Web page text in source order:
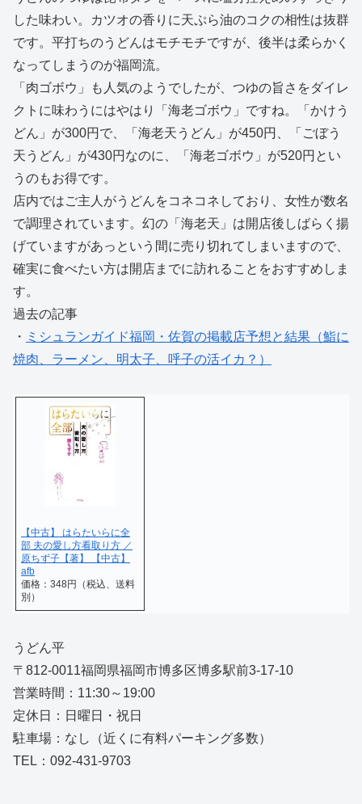
した味わい。カツオの香りに天ぷら油のコクの相性は抜群
です。平打ちのうどんはモチモチですが、後半は柔らかく
なってしまうのが福岡流。
「肉ゴボウ」も人気のようでしたが、つゆの旨さをダイレ
クトに味わうにはやはり「海老ゴボウ」ですね。「かけう
どん」が300円で、「海老天うどん」が450円、「ごぼう
天うどん」が430円なのに、「海老ゴボウ」が520円とい
うのもお得です。
店内ではご主人がうどんをコネコネしており、女性が数名
で調理されています。幻の「海老天」は開店後しばらく揚
げていますがあっという間に売り切れてしまいますので、
確実に食べたい方は開店までに訪れることをおすすめしま
す。
過去の記事
・ ミシュランガイド福岡・佐賀の掲載店予想と結果（鮨に
焼肉、ラーメン、明太子、呼子の活イカ？）
【中古】 はらたいらに全
部 夫の愛し方看取り方 ／
原ちず子【著】 【中古】
afb
価格：348円（税込、送料
別）
うどん平
〒812-0011福岡県福岡市博多区博多駅前3-17-10
営業時間：11:30～19:00
定休日：日曜日・祝日
駐車場：なし（近くに有料パーキング多数）
TEL：092-431-9703